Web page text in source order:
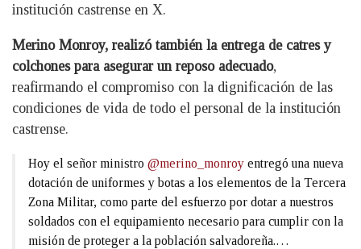
institución castrense en X.
Merino Monroy, realizó también la entrega de catres y
colchones para asegurar un reposo adecuado,
reafirmando el compromiso con la dignificación de las
condiciones de vida de todo el personal de la institución
castrense.
Hoy el señor ministro @merino_monroy entregó una nueva
dotación de uniformes y botas a los elementos de la Tercera
Zona Militar, como parte del esfuerzo por dotar a nuestros
soldados con el equipamiento necesario para cumplir con la
misión de proteger a la población salvadoreña.…